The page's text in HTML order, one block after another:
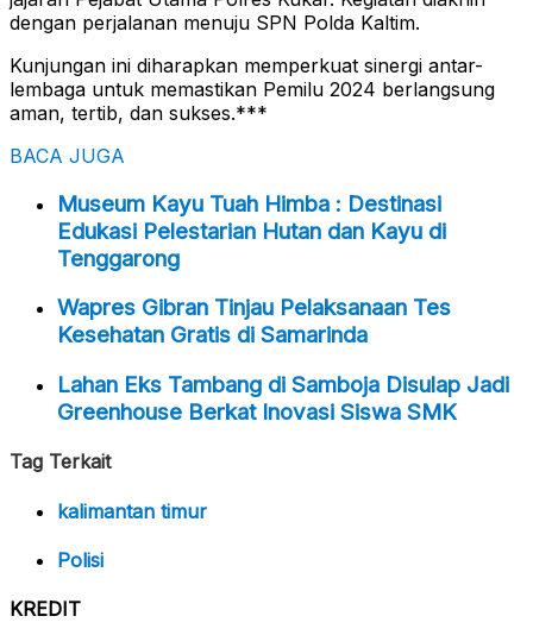
dengan perjalanan menuju SPN Polda Kaltim.
Kunjungan ini diharapkan memperkuat sinergi antar-
lembaga untuk memastikan Pemilu 2024 berlangsung
aman, tertib, dan sukses.***
BACA JUGA
Museum Kayu Tuah Himba : Destinasi
Edukasi Pelestarian Hutan dan Kayu di
Tenggarong
Wapres Gibran Tinjau Pelaksanaan Tes
Kesehatan Gratis di Samarinda
Lahan Eks Tambang di Samboja Disulap Jadi
Greenhouse Berkat Inovasi Siswa SMK
Tag Terkait
kalimantan timur
Polisi
KREDIT